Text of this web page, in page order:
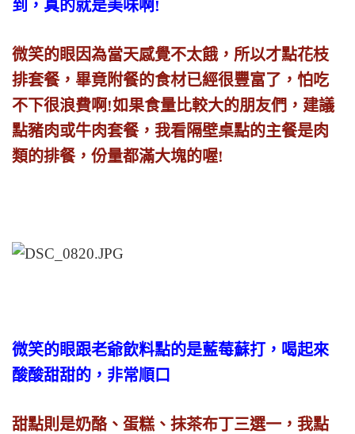
到，真的就是美味啊!
微笑的眼因為當天感覺不太餓，所以才點花枝
排套餐，畢竟附餐的食材已經很豐富了，怕吃
不下很浪費啊!如果食量比較大的朋友們，建議
點豬肉或牛肉套餐，我看隔壁桌點的主餐是肉
類的排餐，份量都滿大塊的喔!
微笑的眼跟老爺飲料點的是藍莓蘇打，喝起來
酸酸甜甜的，非常順口
甜點則是奶酪、蛋糕、抹茶布丁三選一，我點